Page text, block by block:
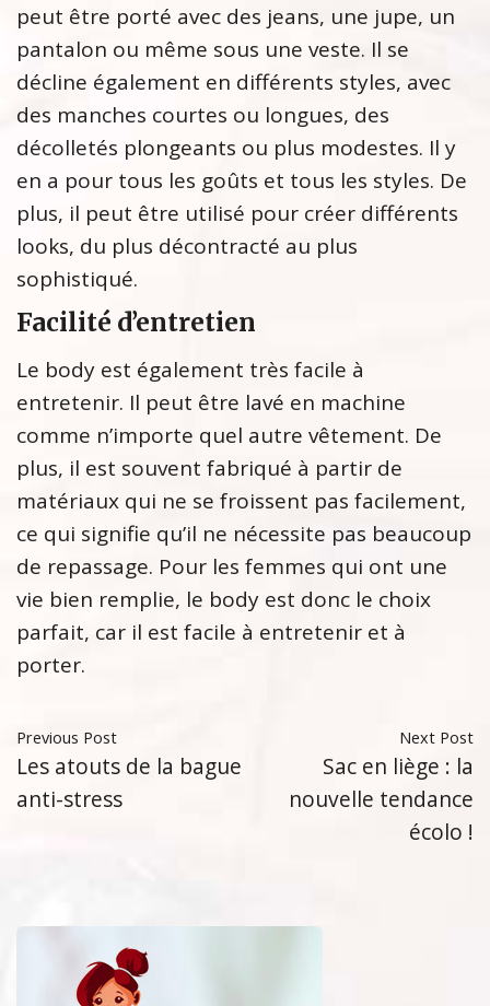
peut être porté avec des jeans, une jupe, un
pantalon ou même sous une veste. Il se
décline également en différents styles, avec
des manches courtes ou longues, des
décolletés plongeants ou plus modestes. Il y
en a pour tous les goûts et tous les styles. De
plus, il peut être utilisé pour créer différents
looks, du plus décontracté au plus
sophistiqué.
Facilité d’entretien
Le body est également très facile à
entretenir. Il peut être lavé en machine
comme n’importe quel autre vêtement. De
plus, il est souvent fabriqué à partir de
matériaux qui ne se froissent pas facilement,
ce qui signifie qu’il ne nécessite pas beaucoup
de repassage. Pour les femmes qui ont une
vie bien remplie, le body est donc le choix
parfait, car il est facile à entretenir et à
porter.
Previous Post
Les atouts de la bague
anti-stress
Next Post
Sac en liège : la
nouvelle tendance
écolo !